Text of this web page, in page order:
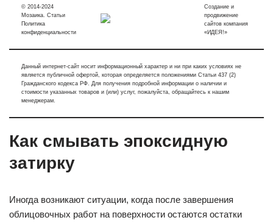
© 2014-2024
Мозаика. Статьи
Политика
конфиденциальности
Создание и
продвижение
сайтов компания
«ИДЕЯ!»
Данный интернет-сайт носит информационный характер и ни при каких условиях не
является публичной офертой, которая определяется положениями Статьи 437 (2)
Гражданского кодекса РФ. Для получения подробной информации о наличии и
стоимости указанных товаров и (или) услуг, пожалуйста, обращайтесь к нашим
менеджерам.
Как смывать эпоксидную
затирку
Иногда возникают ситуации, когда после завершения
облицовочных работ на поверхности остаются остатки